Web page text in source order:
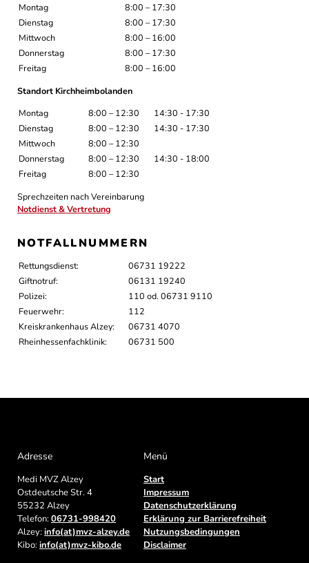
Montag
8:00 – 17:30
Dienstag
8:00 – 17:30
Mittwoch
8:00 – 16:00
Donnerstag
8:00 – 17:30
Freitag
8:00 – 16:00
Standort Kirchheimbolanden
Montag
8:00 – 12:30
14:30 - 17:30
Dienstag
8:00 – 12:30
14:30 - 17:30
Mittwoch
8:00 – 12:30
Donnerstag
8:00 – 12:30
14:30 - 18:00
Freitag
8:00 – 12:30
Sprechzeiten nach Vereinbarung
Notdienst & Vertretung
NOTFALLNUMMERN
Rettungsdienst:
06731 19222
Giftnotruf:
06131 19240
Polizei:
110 od. 06731 9110
Feuerwehr:
112
Kreiskrankenhaus Alzey:
06731 4070
Rheinhessenfachklinik:
06731 500
Adresse
Medi MVZ Alzey
Ostdeutsche Str. 4
55232 Alzey
Telefon:06731-998420
Alzey:info(at)mvz-alzey.de
Kibo:info(at)mvz-kibo.de
Menü
Start
Impressum
Datenschutzerklärung
Erklärung zur Barrierefreiheit
Nutzungsbedingungen
Disclaimer